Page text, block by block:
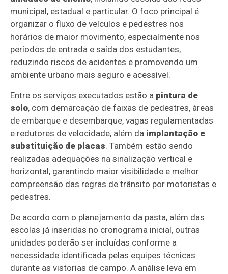
municipal, estadual e particular. O foco principal é
organizar o fluxo de veículos e pedestres nos
horários de maior movimento, especialmente nos
períodos de entrada e saída dos estudantes,
reduzindo riscos de acidentes e promovendo um
ambiente urbano mais seguro e acessível.
Entre os serviços executados estão a pintura de
solo, com demarcação de faixas de pedestres, áreas
de embarque e desembarque, vagas regulamentadas
e redutores de velocidade, além da implantação e
substituição de placas. Também estão sendo
realizadas adequações na sinalização vertical e
horizontal, garantindo maior visibilidade e melhor
compreensão das regras de trânsito por motoristas e
pedestres.
De acordo com o planejamento da pasta, além das
escolas já inseridas no cronograma inicial, outras
unidades poderão ser incluídas conforme a
necessidade identificada pelas equipes técnicas
durante as vistorias de campo. A análise leva em